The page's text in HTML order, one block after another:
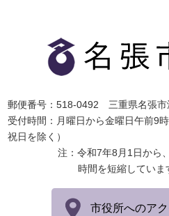
郵便番号：518-0492 三重県名張市
受付時間：月曜日から金曜日午前9
祝日を除く）
注：令和7年8月1日から
時間を短縮していま
市役所へのア